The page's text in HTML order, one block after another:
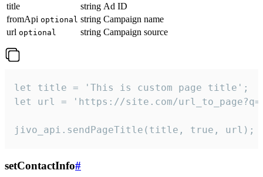
title
string Ad ID
fromApi optional string Campaign name
url optional string Campaign source
let title = 'This is custom page title';
let url = 'https://site.com/
jivo_api.sendPageTitle(title, true, url);
setContactInfo#